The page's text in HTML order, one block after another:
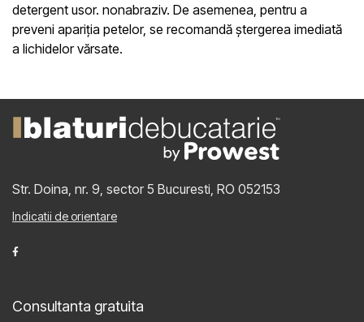
detergent usor. nonabraziv. De asemenea, pentru a
preveni apariția petelor, se recomandă ștergerea imediată
a lichidelor vărsate.
Str. Doina, nr. 9, sector 5 Bucuresti, RO 052153
Indicatii de orientare
Consultanta gratuita